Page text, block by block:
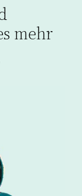
mehr